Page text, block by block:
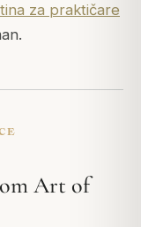
za praktičare
Art of